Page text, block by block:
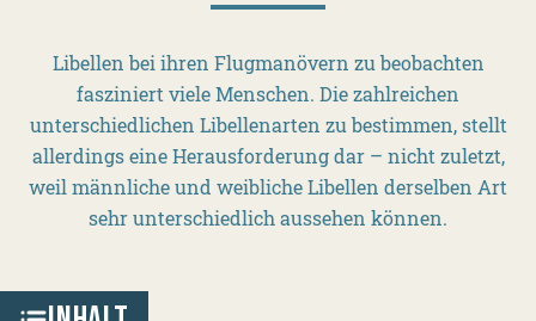
Libellen bei ihren Flugmanövern zu beobachten
fasziniert viele Menschen. Die zahlreichen
unterschiedlichen Libellenarten zu bestimmen, stellt
allerdings eine Herausforderung dar – nicht zuletzt,
weil männliche und weibliche Libellen derselben Art
sehr unterschiedlich aussehen können.